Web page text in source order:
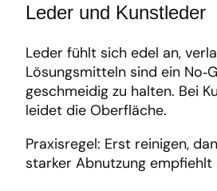
Leder und Kunstleder
Leder fühlt sich edel an,
Lösungsmitteln sind ein
geschmeidig zu halten. Bei
leidet die Oberfläche.
Praxisregel: Erst reinigen,
starker Abnutzung